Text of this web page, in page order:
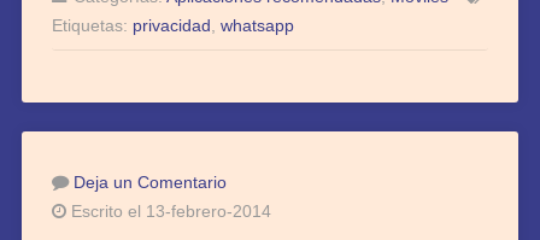
Etiquetas: privacidad whatsapp
Deja un Comentario
Escrito el 13-febrero-2014